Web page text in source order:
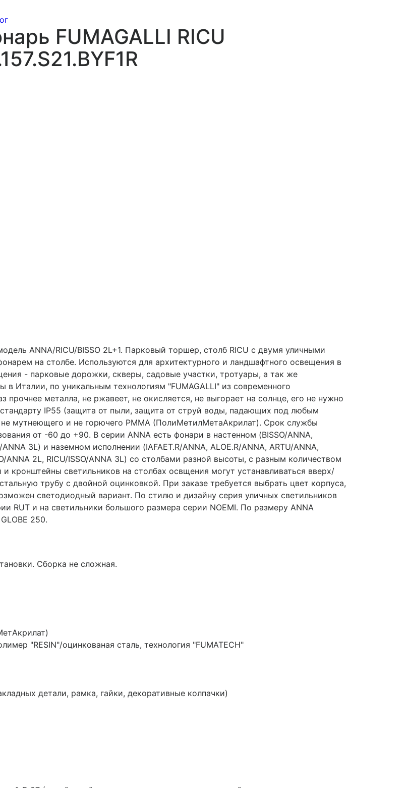
FUMAGALLI RICU
ANNA/RICU/BISSO 2L+1. Парковый торшер, столб RICU с двумя уличными
на столбе. Используются для архитектурного и ландшафтного освещения в
- парковые дорожки, cкверы, садовые участки, тротуары, а так же
Италии, по уникальным технологиям "FUMAGALLI" из современного
прочнее металла, не ржавеет, не окисляется, не выгорает на солнце, его не нужно
IP55 (защита от пыли, защита от струй воды, падающих под любым
не мутнеющего и не горючего PMMA (ПолиМетилМетаАкрилат). Срок службы
от -60 до +90. В серии ANNA есть фонари в настенном (BISSO/ANNA,
3L) и наземном исполнении (IAFAET.R/ANNA, ALOE.R/ANNA, ARTU/ANNA,
ANNA 2L, RICU/ISSO/ANNA 3L) со столбами разной высоты, с разным количеством
кронштейны светильников на столбах освщения могут устанавливаться вверх/
трубу с двойной оцинковкой. При заказе требуется выбрать цвет корпуса,
светодиодный вариант. По стилю и дизайну серия уличных светильников
RUT и на светильники большого размера серии NOEMI. По размеру ANNA
250.
Сборка не сложная.
"RESIN"/оцинкованая сталь, технология "FUMATECH"
детали, рамка, гайки, декоративные колпачки)